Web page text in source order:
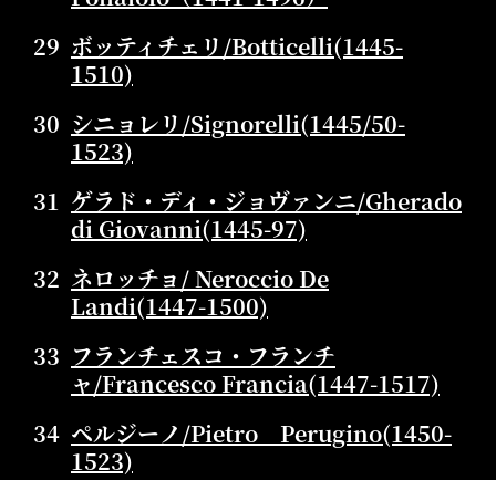
29 ボッティチェリ/Botticelli(1445-
1510)
30 シニョレリ/Signorelli(1445/50-
1523)
31 ゲラド・ディ・ジョヴァンニ/Gherado
di Giovanni(1445-97)
32 ネロッチョ/ Neroccio De
Landi(1447-1500)
33 フランチェスコ・フランチ
ャ/Francesco Francia(1447-1517)
34 ペルジーノ/Pietro Perugino(1450-
1523)